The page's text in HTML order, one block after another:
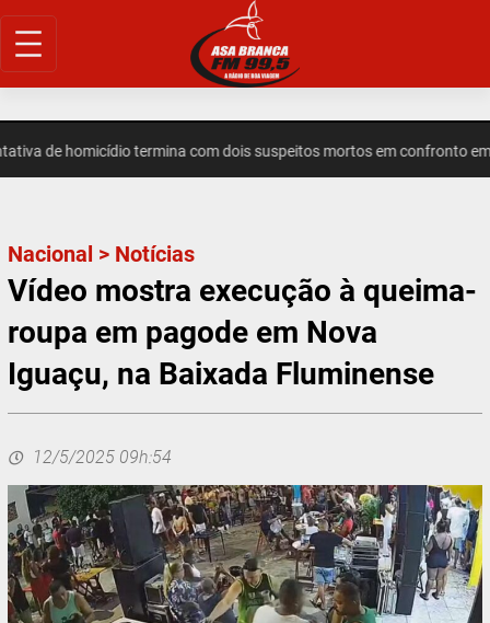
Pular
para
de homicídio termina com dois suspeitos mortos em confronto em
Nacional > Notícias
Vídeo mostra execução à queima-
roupa em pagode em Nova
Iguaçu, na Baixada Fluminense
12/5/2025 09h:54